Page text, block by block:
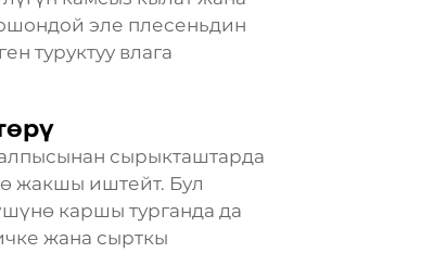
эле плесеньдин
туруктуу влага
сырыкташтарда
жакшы иштейт. Бул
каршы турганда да
жана сырткы